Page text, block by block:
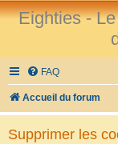
Eighties -
FAQ
Accueil du forum
Supprimer les